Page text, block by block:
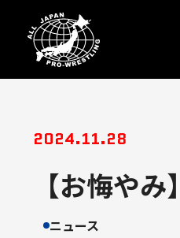
2024.11.28
【お悔や
ニュース